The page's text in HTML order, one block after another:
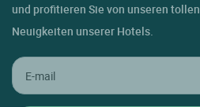
und profitieren Sie von unseren
Neuigkeiten unserer Hotels.